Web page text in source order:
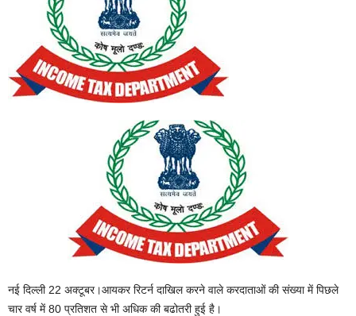
नई दिल्ली 22 अक्टूबर।आयकर रिटर्न दाखिल करने वाले करदाताओं की संख्या में पिछले
चार वर्ष में 80 प्रतिशत से भी अधिक की बढोतरी हुई है।